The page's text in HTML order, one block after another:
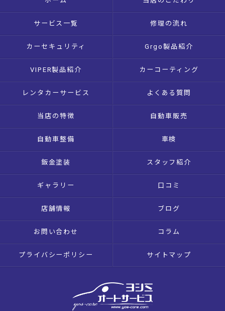
サービス一覧 修理の流れ
カーセキュリティ Grgo製品紹介
VIPER製品紹介 カーコーティング
レンタカーサービス よくある質問
当店の特徴 自動車販売
自動車整備 車検
鈑金塗装 スタッフ紹介
ギャラリー 口コミ
店舗情報 ブログ
お問い合わせ コラム
プライバシーポリシー サイトマップ